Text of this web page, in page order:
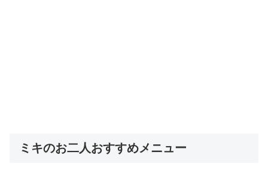
ミキのお二人おすすめメニュー